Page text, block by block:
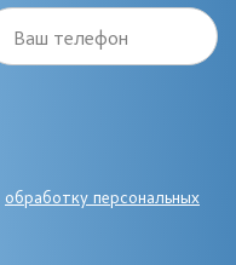
Ваш телефон
обработку персональных